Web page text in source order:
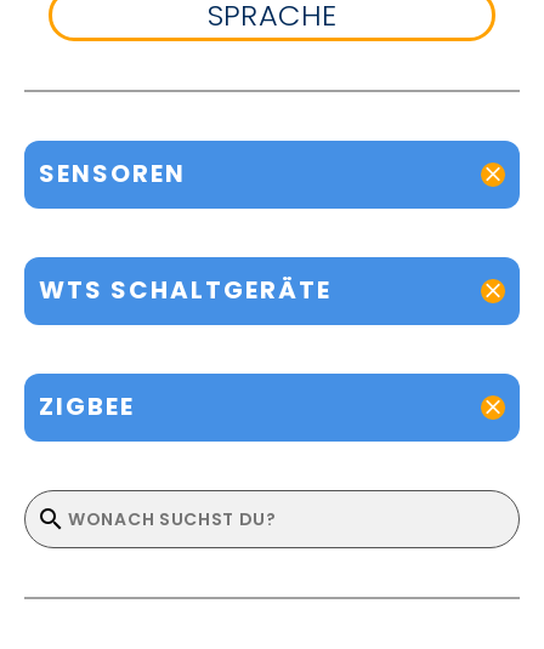
SPRACHE
SENSOREN
WTS SCHALTGERÄTE
ZIGBEE